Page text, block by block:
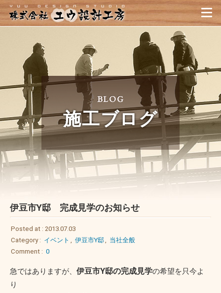
職人が造る家｜静岡県・
BLOG
施工ブログ
伊豆市Y邸 完成見学のお知らせ
Posted at : 2013.07.03
Category : イベント , 伊豆市Y邸, 当社全般
Comment : 0
急ではありますが、 伊豆市Y邸の完成見学の希望を只今よ
り